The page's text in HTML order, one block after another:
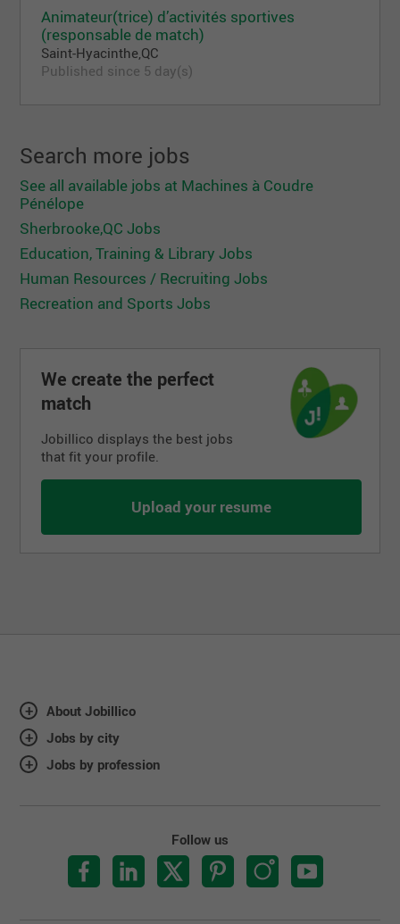
Animateur(trice) d’activités sportives
(responsable de match)
Saint-Hyacinthe,QC
Published since 5 day(s)
Search more jobs
See all available jobs at Machines à Coudre
Pénélope
Sherbrooke,QC Jobs
Education, Training & Library Jobs
Human Resources / Recruiting Jobs
Recreation and Sports Jobs
We create the perfect
match
Jobillico displays the best jobs
that fit your profile.
Upload your resume
About Jobillico
Jobs by city
Jobs by profession
Follow us